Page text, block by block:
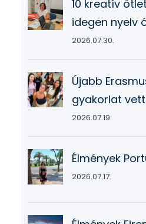
10 kreatív
idegen nyelv
2026.07.30.
Újabb
gyakorlat
2026.07.19.
Élmények
2026.07.17.